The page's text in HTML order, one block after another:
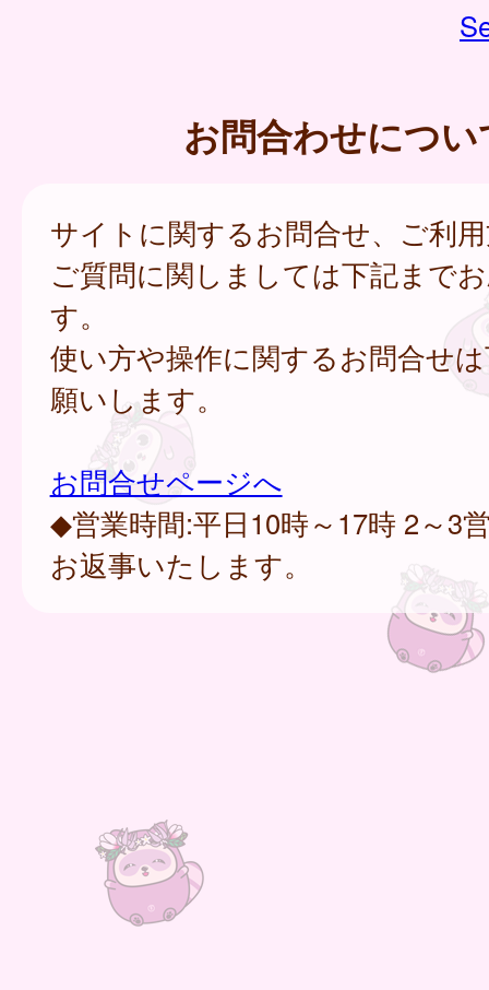
お問合わせについ
サイトに関するお問合せ、ご利
ご質問に関しましては下記まで
す。
使い方や操作に関するお問合せ
願いします。
お問合せページへ
◆営業時間:平日10時～17時 2～3
お返事いたします。